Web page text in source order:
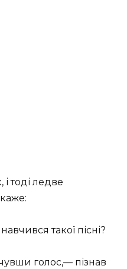
і тоді ледве
такої пісні?
голос,— пізнав